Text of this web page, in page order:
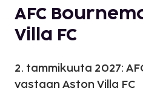
AFC
Villa FC
2. tammikuuta 2027:
vastaan Aston Villa FC